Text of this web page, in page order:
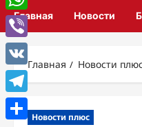
Главная Новости
Главная Новости
Новости плюс
WhatsApp
Viber
VK
Telegram